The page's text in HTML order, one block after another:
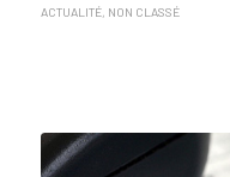
ACTUALITÉ, NON CLASSÉ